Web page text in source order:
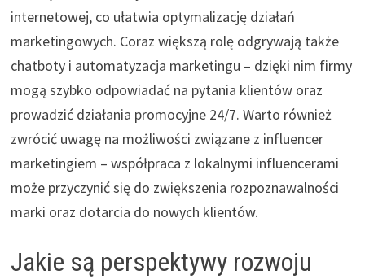
internetowej, co ułatwia optymalizację działań
marketingowych. Coraz większą rolę odgrywają także
chatboty i automatyzacja marketingu – dzięki nim firmy
mogą szybko odpowiadać na pytania klientów oraz
prowadzić działania promocyjne 24/7. Warto również
zwrócić uwagę na możliwości związane z influencer
marketingiem – współpraca z lokalnymi influencerami
może przyczynić się do zwiększenia rozpoznawalności
marki oraz dotarcia do nowych klientów.
Jakie są perspektywy rozwoju